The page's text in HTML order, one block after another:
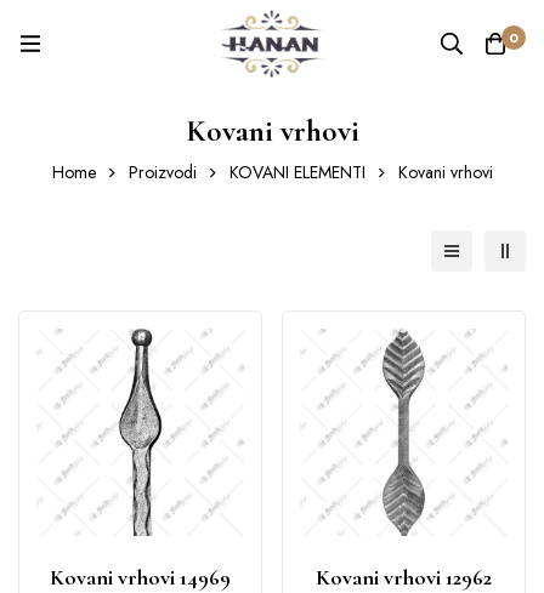
0
Kovani vrhovi
Home Proizvodi KOVANI ELEMENTI Kovani vrhovi
Kovani vrhovi 14969 Kovani vrhovi 12962